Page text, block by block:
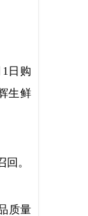
1 日 购
生鲜
。
质量